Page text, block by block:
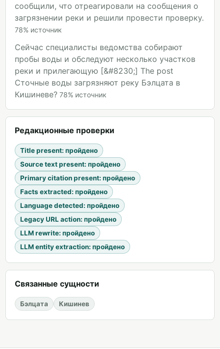
сообщили, что отреагировали на сообщения о
загрязнении реки и решили провести проверку.
78% источник
Сейчас специалисты ведомства собирают
пробы воды и обследуют несколько участков
реки и прилегающую [&#8230;] The post
Сточные воды загрязняют реку Бэлцата в
Кишиневе? 78% источник
Редакционные проверки
Title present: пройдено
Source text present: пройдено
Primary citation present: пройдено
Facts extracted: пройдено
Language detected: пройдено
Legacy URL action: пройдено
LLM rewrite: пройдено
LLM entity extraction: пройдено
Связанные сущности
Бэлцата Кишинев